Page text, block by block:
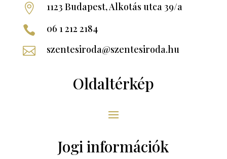
 1123 Budapest, Alkotás utca 39/a
 06 1 212 2184
 szentesiroda@szentesiroda.hu
Oldaltérkép
Jogi információk